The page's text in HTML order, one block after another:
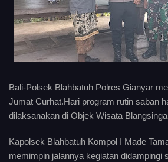
Bali-Polsek Blahbatuh Polres Gianyar
Jumat Curhat.Hari program rutin saban
dilaksanakan di Objek Wisata
Kapolsek Blahbatuh Kompol I Made
memimpin jalannya kegiatan didampingi